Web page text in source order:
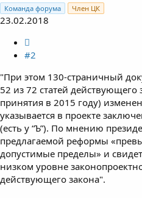
Команда форума Член ЦК
23.02.2018
#2
"При этом 130-страничный
52 из 72 статей
принятия в 2015 году)
указывается в проекте
(есть у “Ъ”). По мнению
предлагаемой реформы
допустимые пределы» и
низком уровне
действующего закона".